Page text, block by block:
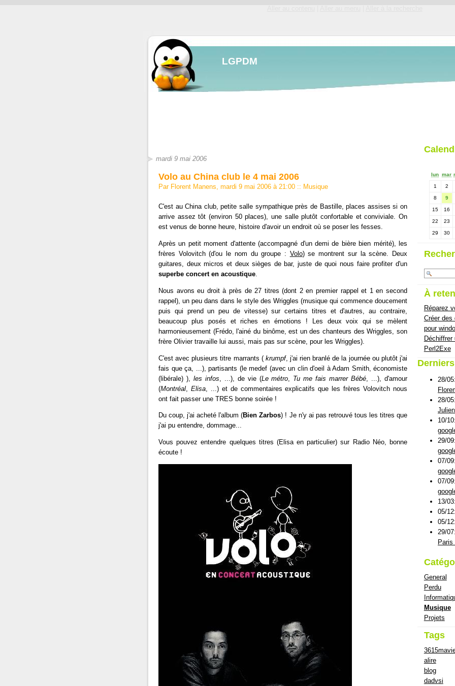
LGPDM
mardi 9 mai 2006
Volo au China club le 4 mai 2006
Par Florent Manens, mardi 9 mai 2006 à 21:00 :: Musique
C'est au China club, petite salle sympathique près de Bastille, places assises si on
arrive assez tôt (environ 50 places), une salle plutôt confortable et conviviale. On
est venus de bonne heure, histoire d'avoir un endroit où se poser les fesses.
Après un petit moment d'attente (accompagné d'un demi de bière bien mérité), les
frères Volovitch (d'ou le nom du groupe : Volo) se montrent sur la scène. Deux
guitares, deux micros et deux sièges de bar, juste de quoi nous faire profiter d'un
superbe concert en acoustique
Nous avons eu droit à près de 27 titres (dont 2 en premier rappel et 1 en second
rappel), un peu dans dans le style des Wriggles (musique qui commence doucement
puis qui prend un peu de vitesse) sur certains titres et d'autres, au contraire,
beaucoup plus posés et riches en émotions ! Les deux voix qui se mèlent
harmonieusement (Frédo, l'ainé du binôme, est un des chanteurs des Wriggles, son
frère Olivier travaille lui aussi, mais pas sur scène, pour les Wriggles).
C'est avec plusieurs titre marrants ( krumpf, j'ai rien branlé de la journée ou plutôt j'ai
fais que ça, ...), partisants (le medef (avec un clin d'oeil à Adam Smith, économiste
(libérale) ), les infos , ...), de vie (Le métro Tu me fais marrer Bébé , ...), d'amour
(Montréal Elisa, ...) et de commentaires explicatifs que les frères Volovitch nous
ont fait passer une TRES bonne soirée !
Du coup, j'ai acheté l'album (Bien Zarbos) ! Je n'y ai pas retrouvé tous les titres que
j'ai pu entendre, dommage...
Vous pouvez entendre quelques titres (Elisa en particulier) sur Radio Néo, bonne
écoute !
lun mar
1 2
8 9
15 16
22 23
29 30
À
Réparez
Créer des
pour
Perl2Exe
28/05:
28/05:
10/10:
29/09:
07/09:
07/09:
13/03:
05/12:
05/12:
29/07:
General
Perdu
Musique
Projets
Tags
alire
blog
dadvsi